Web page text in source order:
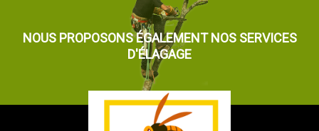
NOUS PROPOSONS ÉGALEMENT NOS SERVICES
D'ÉLAGAGE